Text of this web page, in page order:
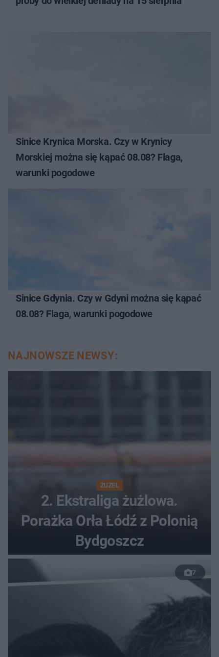
Sinice Krynica Morska. Czy w Krynicy
Morskiej można się kąpać 08.08? Flaga,
warunki pogodowe
Sinice Gdynia. Czy w Gdyni można się kąpać
08.08? Flaga, warunki pogodowe
NAJNOWSZE NEWSY:
ŻUŻEL
2. Ekstraliga żużlowa.
Porażka Orła Łódź z Polonią
Bydgoszcz
7